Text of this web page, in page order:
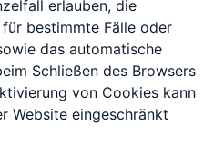
erlauben, die
bestimmte Fälle oder
das automatische
Schließen des Browsers
von Cookies kann
Website eingeschränkt